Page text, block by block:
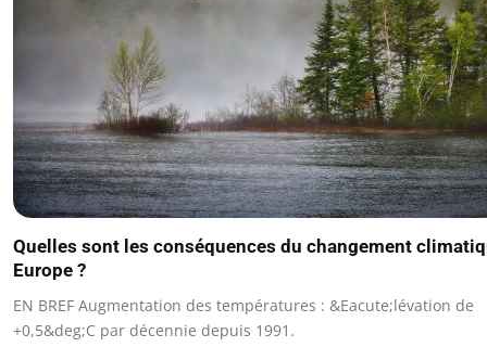
Quelles sont les conséquences du changement
Europe ?
EN BREF Augmentation des températures : &Eacute;lévation de
+0,5&deg;C par décennie depuis 1991.